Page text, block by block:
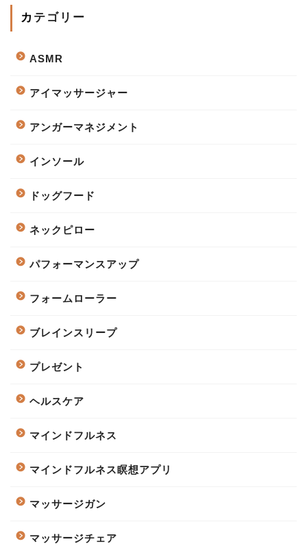
カテゴリー
ASMR
アイマッサージャー
アンガーマネジメント
インソール
ドッグフード
ネックピロー
パフォーマンスアップ
フォームローラー
ブレインスリープ
プレゼント
ヘルスケア
マインドフルネス
マインドフルネス瞑想アプリ
マッサージガン
マッサージチェア